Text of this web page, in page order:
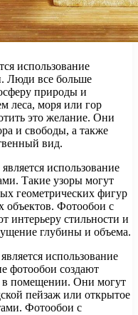
использование
Люди все больше
природы и
леса, моря или гор
это желание. Они
и свободы, а также
вид.
использование
Такие узоры могут
геометрических фигур
объектов. Фотообои с
интерьеру стильности и
глубины и объема.
использование
фотообои создают
в помещении. Они могут
пейзаж или открытое
Фотообои с